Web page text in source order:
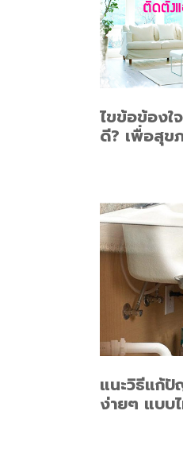
ไขข้อข้องใ
ดี? เพื่อสุข
แนะวิธีแก้
ง่ายๆ แบบ